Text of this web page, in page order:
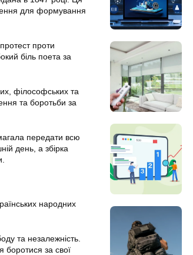
для формування
проти
біль поета за
філософських та
та боротьби за
передати всю
день, а збірка
народних
та незалежність.
боротися за свої